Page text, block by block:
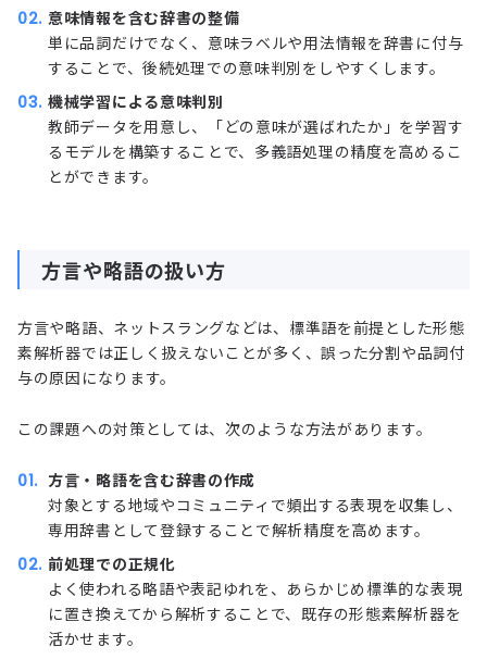
意味情報を含む辞書の整備
単に品詞だけでなく、意味ラベルや用法情報を辞書に付与
することで、後続処理での意味判別をしやすくします。
機械学習による意味判別
教師データを用意し、「どの意味が選ばれたか」を学習す
るモデルを構築することで、多義語処理の精度を高めるこ
とができます。
方言や略語の扱い方
方言や略語、ネットスラングなどは、標準語を前提とした形態
素解析器では正しく扱えないことが多く、誤った分割や品詞付
与の原因になります。
この課題への対策としては、次のような方法があります。
方言・略語を含む辞書の作成
対象とする地域やコミュニティで頻出する表現を収集し、
専用辞書として登録することで解析精度を高めます。
前処理での正規化
よく使われる略語や表記ゆれを、あらかじめ標準的な表現
に置き換えてから解析することで、既存の形態素解析器を
活かせます。